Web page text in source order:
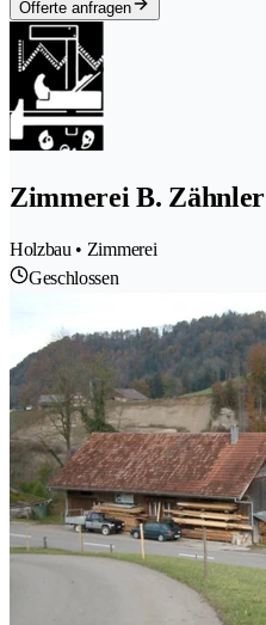
Offerte anfragen
Zimmerei B. Zähnler
Holzbau • Zimmerei
Geschlossen